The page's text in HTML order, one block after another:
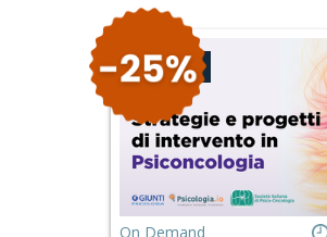
CONVEGNO
On Demand